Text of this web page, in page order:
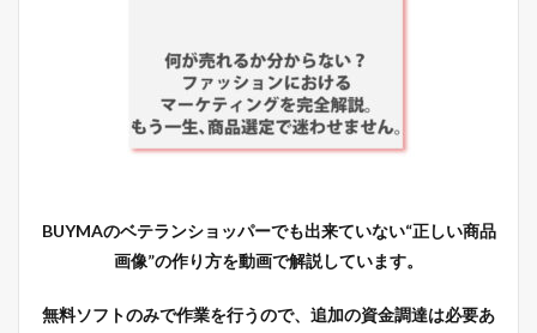
BUYMAのベテランショッパーでも出来ていない“正しい商品
画像”の作り方を動画で解説しています。
無料ソフトのみで作業を行うので、追加の資金調達は必要あ